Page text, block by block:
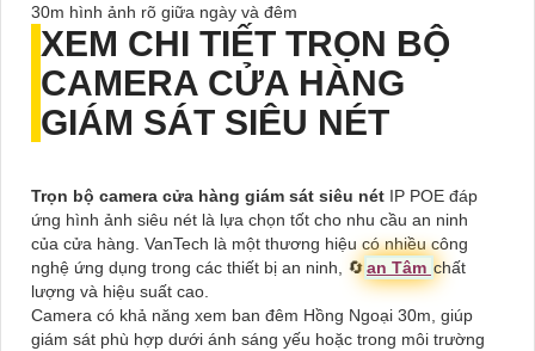
30m hình ảnh rõ giữa ngày và đêm
XEM CHI TIẾT TRỌN BỘ
CAMERA CỬA HÀNG
GIÁM SÁT SIÊU NÉT
Trọn bộ camera cửa hàng giám sát siêu nét IP POE đáp
ứng hình ảnh siêu nét là lựa chọn tốt cho nhu cầu an ninh
của cửa hàng. VanTech là một thương hiệu có nhiều công
nghệ ứng dụng trong các thiết bị an ninh, 🔄an Tâm chất
lượng và hiệu suất cao.
Camera có khả năng xem ban đêm Hồng Ngoại 30m, giúp
giám sát phù hợp dưới ánh sáng yếu hoặc trong môi trường